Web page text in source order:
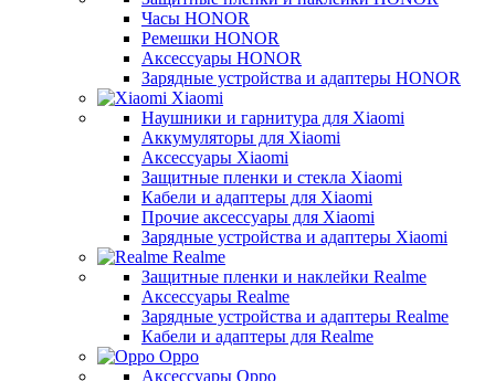
Часы HONOR
Ремешки HONOR
Аксессуары HONOR
Зарядные устройства и адаптеры HONOR
Xiaomi
Наушники и гарнитура для Xiaomi
Аккумуляторы для Xiaomi
Аксессуары Xiaomi
Защитные пленки и стекла Xiaomi
Кабели и адаптеры для Xiaomi
Прочие аксессуары для Xiaomi
Зарядные устройства и адаптеры Xiaomi
Realme
Защитные пленки и наклейки Realme
Аксессуары Realme
Зарядные устройства и адаптеры Realme
Кабели и адаптеры для Realme
Oppo
Аксессуары Oppo